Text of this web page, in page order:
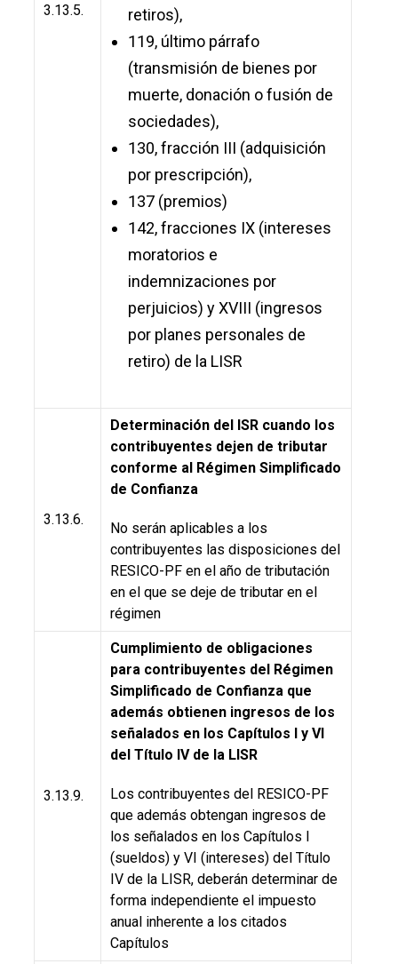
3.13.5.
retiros),
119, último párrafo
(transmisión de bienes por
muerte, donación o fusión de
sociedades),
130, fracción III (adquisición
por prescripción),
137 (premios)
142, fracciones IX (intereses
moratorios e
indemnizaciones por
perjuicios) y XVIII (ingresos
por planes personales de
retiro) de la LISR
3.13.6.
Determinación del ISR cuando los
contribuyentes dejen de tributar
conforme al Régimen Simplificado
de Confianza
No serán aplicables a los
contribuyentes las disposiciones del
RESICO-PF en el año de tributación
en el que se deje de tributar en el
régimen
3.13.9.
Cumplimiento de obligaciones
para contribuyentes del Régimen
Simplificado de Confianza que
además obtienen ingresos de los
señalados en los Capítulos I y VI
del Título IV de la LISR
Los contribuyentes del RESICO-PF
que además obtengan ingresos de
los señalados en los Capítulos I
(sueldos) y VI (intereses) del Título
IV de la LISR, deberán determinar de
forma independiente el impuesto
anual inherente a los citados
Capítulos